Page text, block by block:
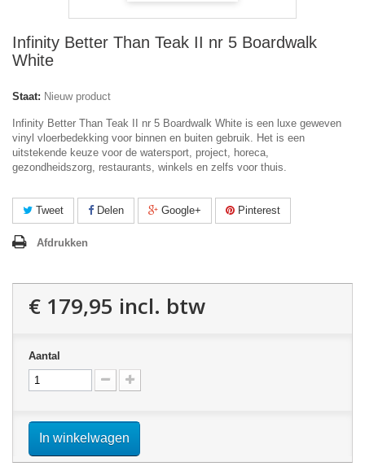
Infinity Better Than Teak II nr 5 Boardwalk
White
Staat: Nieuw product
Infinity Better Than Teak II nr 5 Boardwalk White is een luxe geweven
vinyl vloerbedekking voor binnen en buiten gebruik. Het is een
uitstekende keuze voor de watersport, project, horeca,
gezondheidszorg, restaurants, winkels en zelfs voor thuis.
Tweet Delen Google+ Pinterest
Afdrukken
€ 179,95 incl. btw
Aantal
In winkelwagen